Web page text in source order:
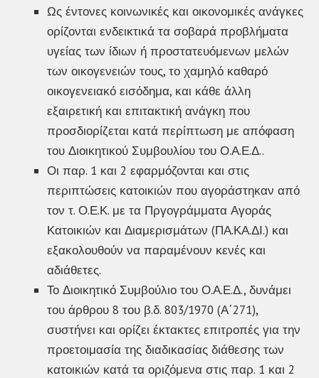
Ως έντονες κοινωνικές και οικονομικές ανάγκες
ορίζονται ενδεικτικά τα σοβαρά προβλήματα
υγείας των ίδιων ή προστατευόμενων μελών
των οικογενειών τους, το χαμηλό καθαρό
οικογενειακό εισόδημα, και κάθε άλλη
εξαιρετική και επιτακτική ανάγκη που
προσδιορίζεται κατά περίπτωση με απόφαση
του Διοικητικού Συμβουλίου του Ο.Α.Ε.Δ..
Οι παρ. 1 και 2 εφαρμόζονται και στις
περιπτώσεις κατοικιών που αγοράστηκαν από
τον τ. Ο.Ε.Κ. με τα Πργογράμματα Αγοράς
Κατοικιών και Διαμερισμάτων (ΠΑ.ΚΑ.ΔΙ.) και
εξακολουθούν να παραμένουν κενές και
αδιάθετες.
Το Διοικητικό Συμβούλιο του Ο.Α.Ε.Δ., δυνάμει
του άρθρου 8 του β.δ. 803/1970 (Α΄271),
συστήνει και ορίζει έκτακτες επιτροπές για την
προετοιμασία της διαδικασίας διάθεσης των
κατοικιών κατά τα οριζόμενα στις παρ. 1 και 2